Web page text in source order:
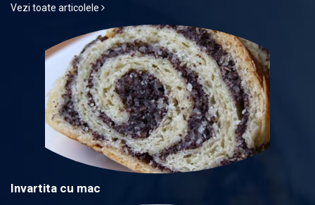
Vezi toate articolele
Invartita cu mac